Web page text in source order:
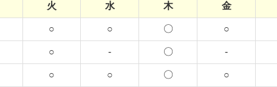
火 水 木 金
○ ○ 〇 ○
○ - 〇 -
○ ○ 〇 ○